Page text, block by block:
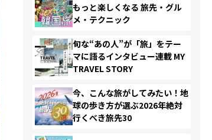
もっと楽しくなる 旅先・グル
メ・テクニック
旬な“あの人”が「旅」をテー
マに語るインタビュー連載 MY
TRAVEL STORY
今、こんな旅がしてみたい！地
球の歩き方が選ぶ2026年絶対
行くべき旅先30